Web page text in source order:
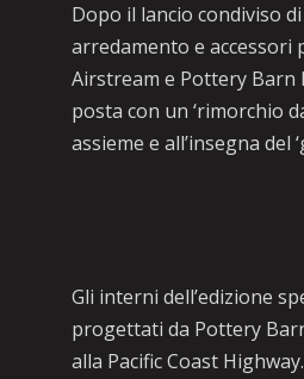
Dopo il lancio condiviso
arredamento e accessori
Airstream e Pottery Barn
posta con un ‘rimorchio
assieme e all’insegna del
Gli interni dell’edizione
progettati da Pottery
alla Pacific Coast